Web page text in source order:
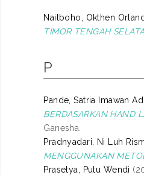
Naitboho, Okthen
TIMOR TENGAH
P
Pande, Satria Imawan
BERDASARKAN HAND
Ganesha.
Pradnyadari, Ni Luh
MENGGUNAKAN
Prasetya, Putu Wendi